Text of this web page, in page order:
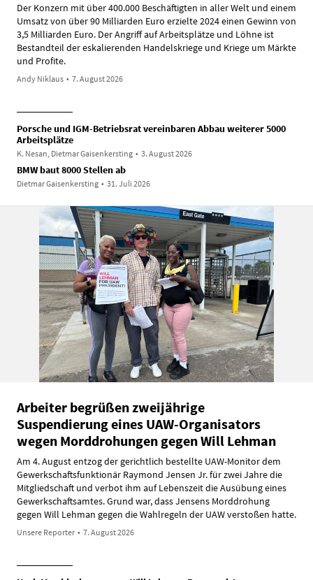
Der Konzern mit über 400.000 Beschäftigten in aller Welt und einem
Umsatz von über 90 Milliarden Euro erzielte 2024 einen Gewinn von
3,5 Milliarden Euro. Der Angriff auf Arbeitsplätze und Löhne ist
Bestandteil der eskalierenden Handelskriege und Kriege um Märkte
und Profite.
Andy Niklaus • 7. August 2026
Porsche und IGM-Betriebsrat vereinbaren Abbau weiterer 5000
Arbeitsplätze
K. Nesan, Dietmar Gaisenkersting • 3. August 2026
BMW baut 8000 Stellen ab
Dietmar Gaisenkersting • 31. Juli 2026
Arbeiter begrüßen zweijährige
Suspendierung eines UAW-Organisators
wegen Morddrohungen gegen Will Lehman
Am 4. August entzog der gerichtlich bestellte UAW-Monitor dem
Gewerkschaftsfunktionär Raymond Jensen Jr. für zwei Jahre die
Mitgliedschaft und verbot ihm auf Lebenszeit die Ausübung eines
Gewerkschaftsamtes. Grund war, dass Jensens Morddrohung
gegen Will Lehman gegen die Wahlregeln der UAW verstoßen hatte.
Unsere Reporter • 7. August 2026